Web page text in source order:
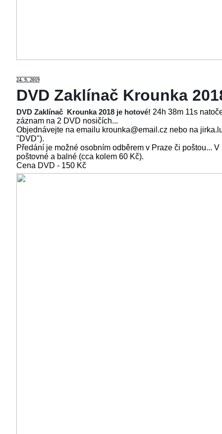
24. 9. 2019
DVD Zaklínač Krounka
DVD Zaklínač Krounka 2018 je hotové! 24h 38m 11s
záznam na 2 DVD nosičích...
Objednávejte na emailu krounka@email.cz nebo na
"DVD").
Předání je možné osobním odběrem v Praze či poštou...
poštovné a balné (cca kolem 60 Kč).
Cena DVD - 150 Kč